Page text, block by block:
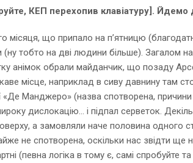
КЕП перехопив клавіатуру]. Йдемо
що припало на п’ятницю
тобто на дві людини більше). Загалом
анімок обрали майданчик, що позаду
місце, наприклад в сиву давнину там
«Де Манджеро» (назва спотворена,
дислокацію… і підпал серветок.
а замовляли наче половина одного
не спотворена, оскільки нас звідти ще
(певна логіка в тому є, самі спробуйте